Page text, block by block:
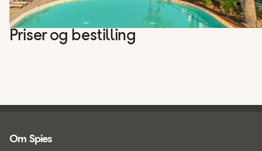
Priser og bestilling
Om Spies